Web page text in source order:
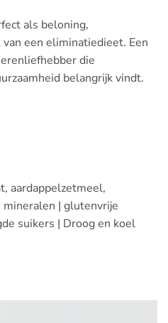
als beloning,
een eliminatiedieet. Een
die
belangrijk vindt.
aardappelzetmeel,
| glutenvrije
suikers | Droog en koel